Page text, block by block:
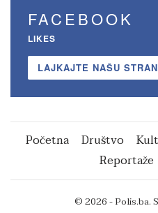
FACEBOOK
LIKES
LAJKAJTE NAŠU
Početna Društvo
Reportaže
© 2026 - Polis.ba.